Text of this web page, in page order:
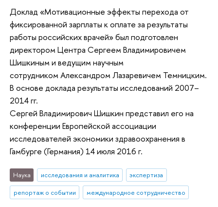
Доклад «Мотивационные эффекты перехода от
фиксированной зарплаты к оплате за результаты
работы российских врачей» был подготовлен
директором Центра Сергеем Владимировичем
Шишкиным и ведущим научным
сотрудником Александром Лазаревичем Темницким.
В основе доклада результаты исследований 2007–
2014 гг.
Сергей Владимирович Шишкин представил его на
конференции Европейской ассоциации
исследователей экономики здравоохранения в
Гамбурге (Германия) 14 июля 2016 г.
Наука исследования и аналитика
экспертиза
репортаж о событии
международное сотрудничество